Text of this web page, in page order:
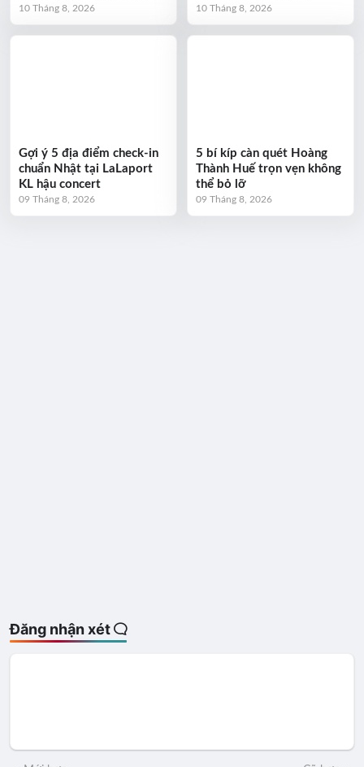
10 Tháng 8, 2026 10 Tháng 8, 2026
Gợi ý 5 địa điểm check-in
chuẩn Nhật tại LaLaport
KL hậu concert
09 Tháng 8, 2026
5 bí kíp càn quét Hoàng
Thành Huế trọn vẹn không
thể bỏ lỡ
09 Tháng 8, 2026
Đăng nhận xét